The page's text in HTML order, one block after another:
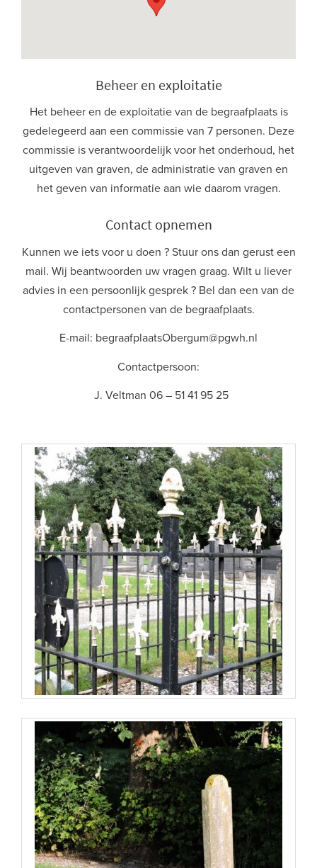
Beheer en exploitatie
Het beheer en de exploitatie van de begraafplaats is
gedelegeerd aan een commissie van 7 personen. Deze
commissie is verantwoordelijk voor het onderhoud, het
uitgeven van graven, de administratie van graven en
het geven van informatie aan wie daarom vragen.
Contact opnemen
Kunnen we iets voor u doen ? Stuur ons dan gerust een
mail. Wij beantwoorden uw vragen graag. Wilt u liever
advies in een persoonlijk gesprek ? Bel dan een van de
contactpersonen van de begraafplaats.
E-mail: begraafplaatsObergum@pgwh.nl
Contactpersoon:
J. Veltman 06 – 51 41 95 25